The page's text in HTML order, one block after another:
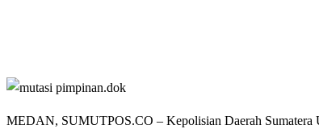
MEDAN, SUMUTPOS.CO – Kepolisian Daerah Sumatera